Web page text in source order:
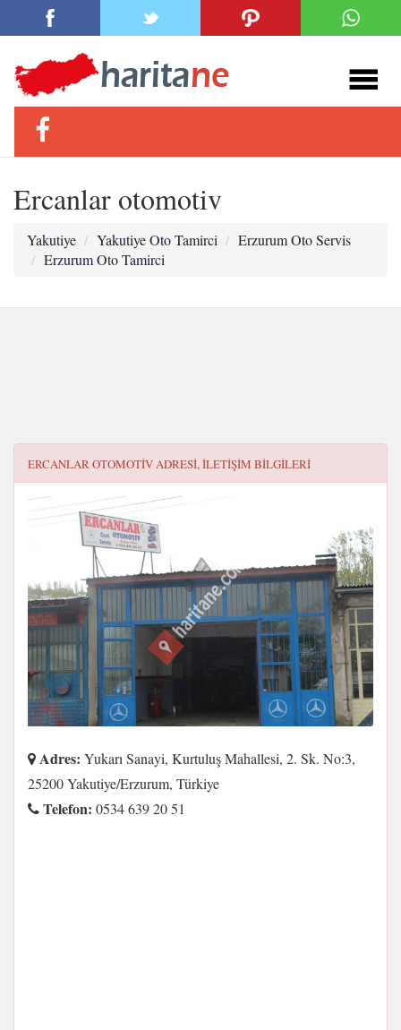
Ercanlar otomotiv
Yakutiye Yakutiye Oto Tamirci
Erzurum Oto Servis
Erzurum Oto Tamirci
ERCANLAR OTOMOTIVADRESI, ILETIŞIM BILGILERI
Adres: Yukarı Sanayi, Kurtuluş Mahallesi, 2. Sk. No:3,
25200 Yakutiye/Erzurum, Türkiye
Telefon: 0534 639 20 51